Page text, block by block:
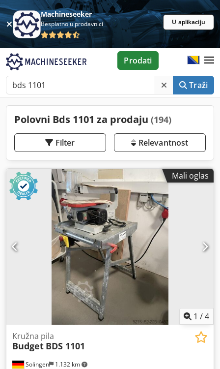
Machineseeker
Besplatno u prodavnici U aplikaciju
Traži
Prodati
Polovni Bds 1101 za prodaju (194)
Filter Relevantnost
Mali oglas
1 /4
Solingen 1.132 km
Kružna pila
Budget BDS 1101